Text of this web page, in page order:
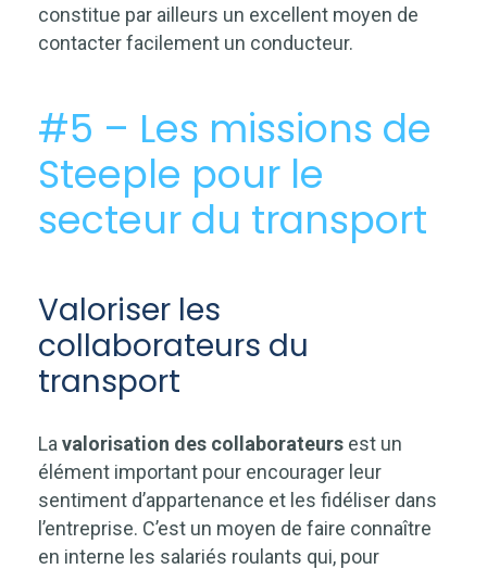
constitue par ailleurs un excellent moyen de
contacter facilement un conducteur.
#5 – Les missions de
Steeple pour le
secteur du transport
Valoriser les
collaborateurs du
transport
La valorisation des collaborateurs est un
élément important pour encourager leur
sentiment d’appartenance et les fidéliser dans
l’entreprise. C’est un moyen de faire connaître
en interne les salariés roulants qui, pour